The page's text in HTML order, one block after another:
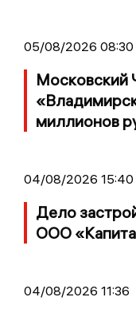
05/08/2026 08:30
Московский
миллионов
04/08/2026 15:40
Дело
ООО
04/08/2026 11:36